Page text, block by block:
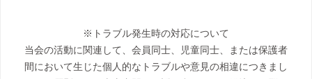
※トラブル発生時の対応について
当会の活動に関連して、会員同士、児童同士、または保護者
間において生じた個人的なトラブルや意見の相違につきまし